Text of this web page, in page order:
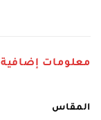
معلومات إضافية
المقاس